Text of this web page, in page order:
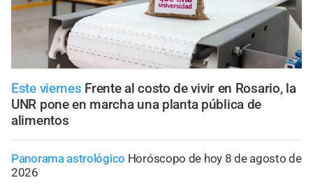
Este viernes Frente al costo de vivir en Rosario, la
UNR pone en marcha una planta pública de
alimentos
Panorama astrológico Horóscopo de hoy 8 de agosto de
2026